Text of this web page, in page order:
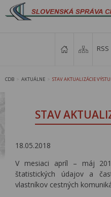
RSS
CDB AKTUÁLNE STAV AKTUALIZÁCIE
STAV
18.05.2018
V mesiaci apríl – máj
štatistických údajov a
vlastníkov cestných